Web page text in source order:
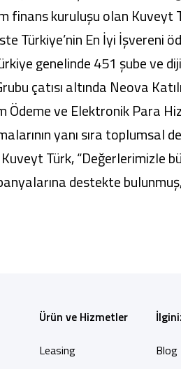
finans kuruluşu olan Kuveyt
Türkiye’nin En İyi İşvereni
genelinde 451 şube ve
çatısı altında Neova
Ödeme ve Elektronik Para
yanı sıra
Türk, “Değerlerimizle
destekte
Ürün ve Hizmetler
Leasing
Blog